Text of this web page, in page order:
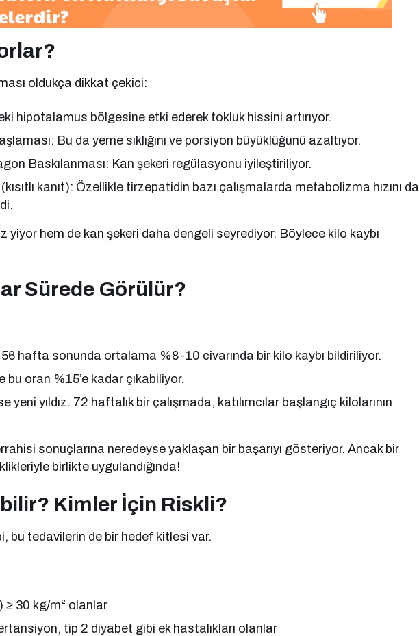
oldukça dikkat çekici:
hipotalamus bölgesine etki ederek tokluk hissini artırıyor.
Bu da yeme sıklığını ve porsiyon büyüklüğünü azaltıyor.
Baskılanması: Kan şekeri regülasyonu iyileştiriliyor.
kanıt): Özellikle tirzepatidin bazı çalışmalarda metabolizma hızını da
yiyor hem de kan şekeri daha dengeli seyrediyor. Böylece kilo kaybı
Sürede Görülür?
hafta sonunda ortalama %8-10 civarında bir kilo kaybı bildiriliyor.
oran %15’e kadar çıkabiliyor.
yıldız. 72 haftalık bir çalışmada, katılımcılar başlangıç kilolarının
sonuçlarına neredeyse yaklaşan bir başarıyı gösteriyor. Ancak bir
birlikte uygulandığında!
Kimler İçin Riskli?
bu tedavilerin de bir hedef kitlesi var.
≥ 30 kg/m² olanlar
tip 2 diyabet gibi ek hastalıkları olanlar